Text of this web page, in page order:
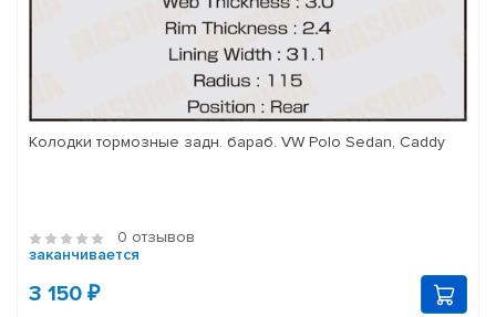
Колодки тормозные задн. бараб. VW Polo Sedan, Caddy
0 отзывов
заканчивается
3 150 ₽